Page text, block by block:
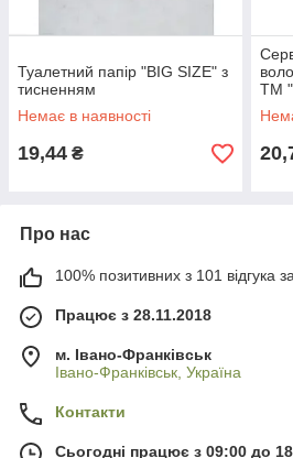
Туалетний папір "BIG SIZE" з
тисненням
Немає в наявності
19,44 ₴
ТМ
Про нас
100% позитивних з 101 відгука
Працює з 28.11.2018
м. Івано-Франківськ
Івано-Франківськ, Україна
Контакти
Сьогодні працює з 09:00 до